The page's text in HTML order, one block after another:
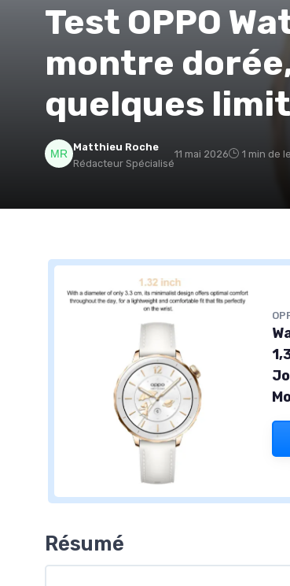
Test OPPO
montre
quelques
Matthieu Roche
Rédacteur Spécialisé
11 mai 2026 1 min de
Résumé